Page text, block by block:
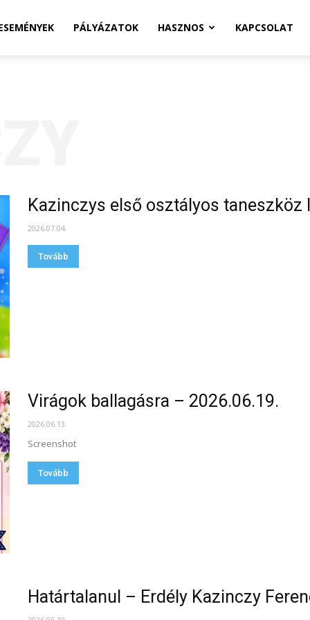
PÁLYÁZATOK HASZNOS KAPCSOLAT
Kazinczys első osztályos
2026.07.04.
Tovább
Virágok ballagásra – 2026.06.19.
2026.06.13.
Screenshot
Tovább
Határtalanul – Erdély Kazinczy